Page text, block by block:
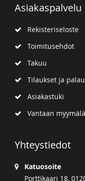
Asiakaspalvelu
Rekisteriseloste
Toimitusehdot
Takuu
Tilaukset ja
Asiakastuki
Vantaan myymälä
Yhteystiedot
Katuosoite
Porttikaari 18,